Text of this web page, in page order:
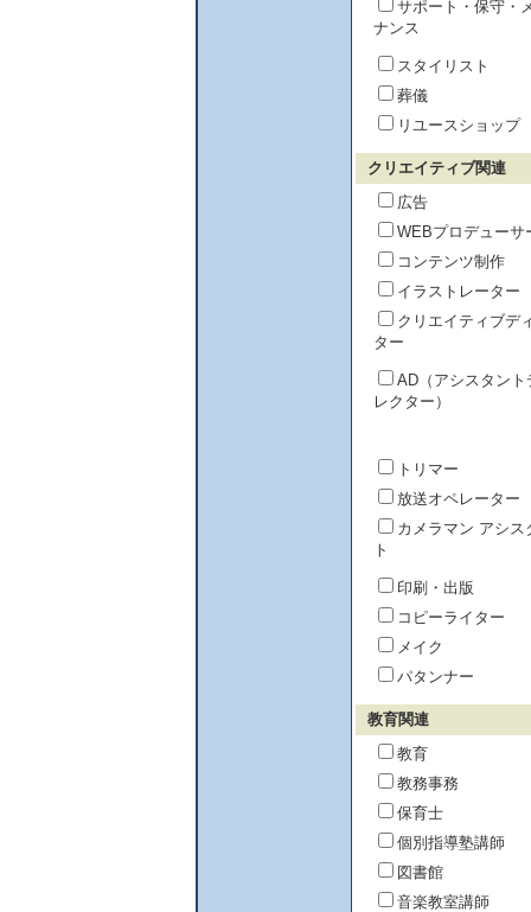
サポート・保守・
ナンス
スタイリスト
葬儀
リユースショップ
クリエイティブ関連
広告
WEBプロデューサ
コンテンツ制作
イラストレーター
クリエイティブデ
ター
AD（アシスタント
レクター）
トリマー
放送オペレーター
カメラマン アシス
ト
印刷・出版
コピーライター
メイク
パタンナー
教育関連
教育
教務事務
保育士
個別指導塾講師
図書館
音楽教室講師